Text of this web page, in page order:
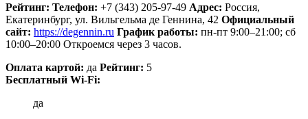
Рейтинг: Телефон: +7 (343) 205-97-49 Адрес: Россия,
Екатеринбург, ул. Вильгельма де Геннина, 42 Официальный
сайт: https://degennin.ru График работы: пн-пт 9:00–21:00; сб
10:00–20:00 Откроемся через 3 часов.
Оплата картой: да Рейтинг: 5
Бесплатный Wi-Fi:
да